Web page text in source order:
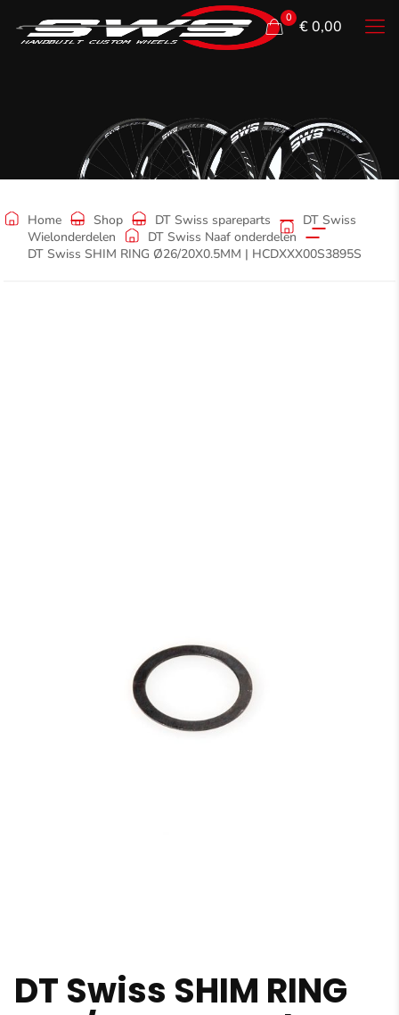
0 € 0,00
Shop
Home Shop DT Swiss spareparts
DT Swiss
Wielonderdelen
DT Swiss Naaf onderdelen
DT Swiss SHIM RING Ø26/20X0.5MM | HCDXXX00S3895S
DT Swiss SHIM RING